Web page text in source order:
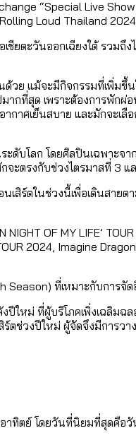
“Special Live
Loud Thailand 2024
ยตะวันออกเฉียงใต้ รวมถึ
วย แม้จะมีกิจกรรมที่เพิ่มขึ้
กที่สุด เพราะต้องการพักผ่
าศเย็นสบาย และมักจะเลื
บโลก โดยศิลปินเฉพาะจา
จะตรงกับช่วงไตรมาสที่ 3 แ
ร์ตในช่วงนี้เพื่อเดินสายต
OF MY LIFE’
2024, Imagine
ที่เหมาะกับการจัด
ใหม่ ที่ผู้บริโภคเพิ่งเฉลิมฉ
ช่วงปีใหม่ ผู้จัดจึงมีการวา
ทิตย์ โดยวันที่นิยมที่สุดคือวั